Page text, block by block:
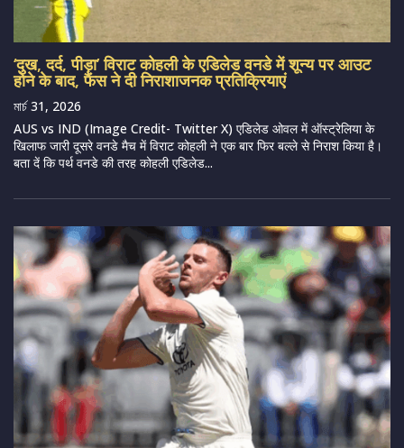
‘दुख, दर्द, पीड़ा’ विराट कोहली के एडिलेड वनडे में शून्य पर आउट
होने के बाद, फैंस ने दी निराशाजनक प्रतिक्रियाएं
মার্চ 31, 2026
AUS vs IND (Image Credit- Twitter X) एडिलेड ओवल में ऑस्ट्रेलिया के
खिलाफ जारी दूसरे वनडे मैच में विराट कोहली ने एक बार फिर बल्ले से निराश किया है।
बता दें कि पर्थ वनडे की तरह कोहली एडिलेड...